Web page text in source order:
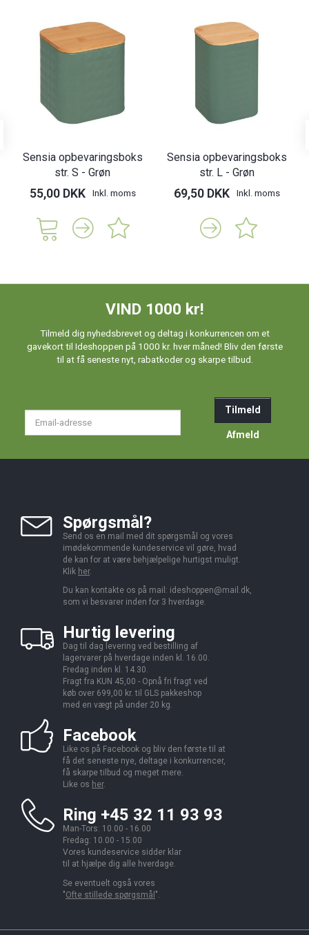
Sensia opbevaringsboks
str. S - Grøn
55,00 DKK Inkl. moms
Sensia opbevaringsboks
str. L - Grøn
69,50 DKK Inkl. moms
VIND 1000 kr!
Tilmeld dig nyhedsbrevet og deltag i konkurrencen om et
gavekort til Ideshoppen på 1000 kr. hver måned! Bliv den første
til at få seneste nyt, rabatkoder og skarpe tilbud.
Tilmeld
Afmeld
Spørgsmål?
Send os en mail med dit spørgsmål og vores
imødekommende kundeservice vil gøre, hvad
de kan for at være behjælpelige hurtigst muligt.
Klik her.
Du kan kontakte os på mail: ideshoppen@mail.dk,
som vi besvarer inden for 3 hverdage.
Hurtig levering
Dag til dag levering ved bestilling af
lagervarer på hverdage inden kl. 16.00.
Fredag inden kl. 14.30.
Fragt fra KUN 45,00 - Opnå fri fragt ved
køb over 699,00 kr. til GLS pakkeshop
med en vægt på under 20 kg.
Facebook
Like os på Facebook og bliv den første til at
få det seneste nye, deltage i konkurrencer,
få skarpe tilbud og meget mere.
Like os her.
Ring +45 32 11 93 93
Man-Tors: 10.00 - 16.00
Fredag: 10.00 - 15.00
Vores kundeservice sidder klar
til at hjælpe dig alle hverdage.
Se eventuelt også vores
"Ofte stillede spørgsmål ".